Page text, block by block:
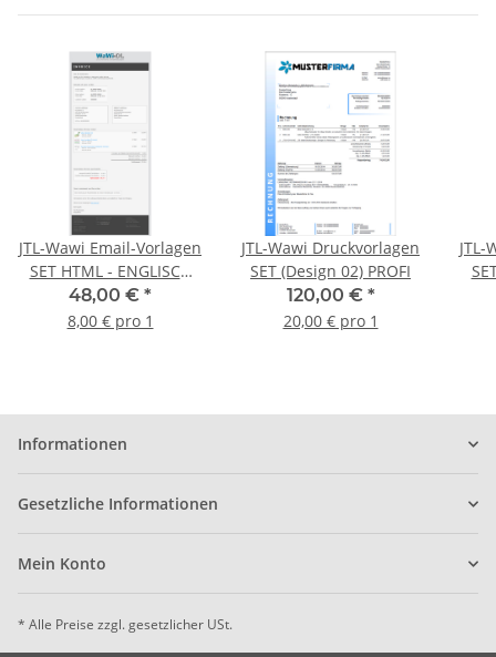
JTL-Wawi Email-Vorlagen
SET HTML - ENGLISCH
(Design 01) PROFI
48,00 € *
8,00 € pro 1
JTL-Wawi Druckvorlagen
SET (Design 02) PROFI
120,00 € *
20,00 € pro 1
JTL-
SET
Informationen
Gesetzliche Informationen
Mein Konto
* Alle Preise zzgl. gesetzlicher USt.